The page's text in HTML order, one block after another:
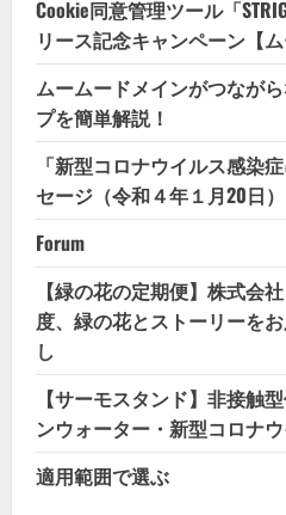
Cookie同意管理ツール「
リース記念キャンペーン【
ムームードメインがつなが
プを簡単解説！
「新型コロナウイルス感染
セージ（令和４年１月20日）
Forum
【緑の花の定期便】株式会
度、緑の花とストーリーを
し
【サーモスタンド】非接触
ンウォーター・新型コロナ
適用範囲で選ぶ